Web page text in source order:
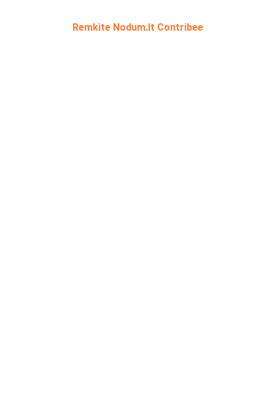
Remkite Nodum.lt Contribee